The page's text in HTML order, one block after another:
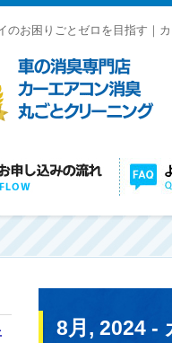
のお困りごとゼロを目指す｜
8月, 2024 -